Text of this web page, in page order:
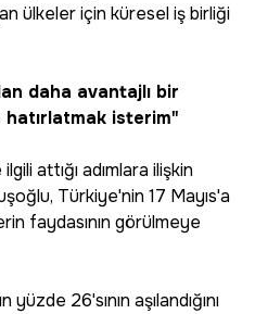
ülkeler için küresel iş birliği
daha avantajlı bir
isterim"
attığı adımlara ilişkin
Türkiye'nin 17 Mayıs'a
faydasının görülmeye
26'sının aşılandığını